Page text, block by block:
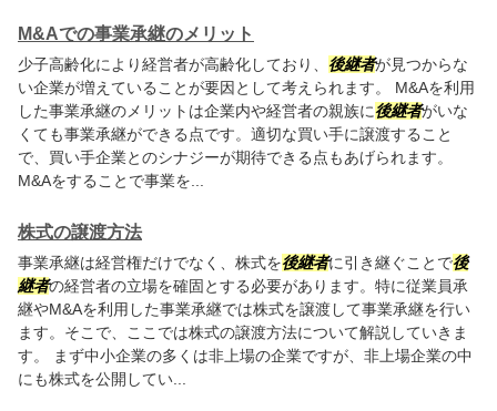
M&Aでの事業承継のメリット
少子高齢化により経営者が高齢化しており、 後継者が見つからな
い企業が増えていることが要因として考えられます。 M&Aを利用
した事業承継のメリットは企業内や経営者の親族に後継者がいな
くても事業承継ができる点です。適切な買い手に譲渡すること
で、買い手企業とのシナジーが期待できる点もあげられます。
M&Aをすることで事業を...
株式の譲渡方法
事業承継は経営権だけでなく、株式を後継者に引き継ぐことで後
継者の経営者の立場を確固とする必要があります。特に従業員承
継やM&Aを利用した事業承継では株式を譲渡して事業承継を行い
ます。そこで、ここでは株式の譲渡方法について解説していきま
す。 まず中小企業の多くは非上場の企業ですが、非上場企業の中
にも株式を公開してい...